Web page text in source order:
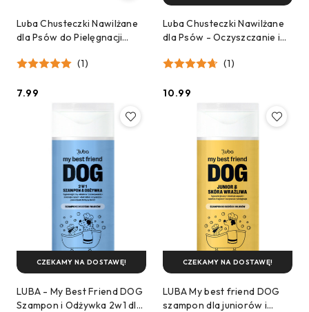
Luba Chusteczki Nawilżane
dla Psów do Pielęgnacji
(1)
Cena:
7.99
Luba Chusteczki Nawilżane
dla Psów - Oczyszczanie i
(1)
Cena:
10.99
LUBA - My Best Friend DOG
Szampon i Odżywka 2w1 dla
CZEKAMY NA DOSTAWĘ!
LUBA My best friend DOG
szampon dla juniorów i
CZEKAMY NA DOSTAWĘ!